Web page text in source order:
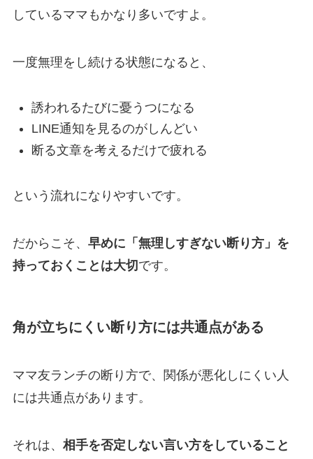
しているママもかなり多いですよ。
一度無理をし続ける状態になると、
誘われるたびに憂うつになる
LINE通知を見るのがしんどい
断る文章を考えるだけで疲れる
という流れになりやすいです。
だからこそ、 早めに「無理しすぎない断り方」を
持っておくことは大切です。
角が立ちにくい断り方には共通点がある
ママ友ランチの断り方で、関係が悪化しにくい人
には共通点があります。
それは、 相手を否定しない言い方をしていること